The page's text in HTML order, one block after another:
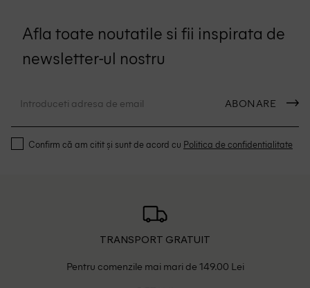
Afla toate noutatile si fii inspirata de
newsletter-ul nostru
ABONARE
Confirm că am citit și sunt de acord cu Politica de confidentialitate
TRANSPORT GRATUIT
Pentru comenzile mai mari de 149.00 Lei